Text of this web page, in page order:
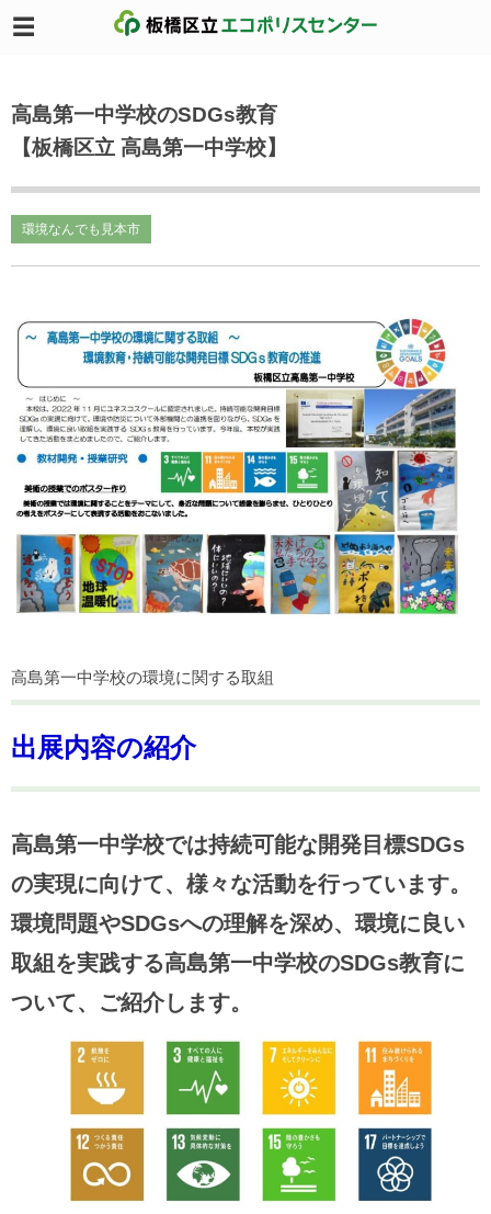
高島第一中学校のSDGs教育
【板橋区立 高島第一中学校】
環境なんでも見本市
高島第一中学校の環境に関する取組
出展内容の紹介
高島第一中学校では持続可能な開発目標SDGs
の実現に向けて、様々な活動を行っています。
環境問題やSDGsへの理解を深め、環境に良い
取組を実践する高島第一中学校のSDGs教育に
ついて、ご紹介します。